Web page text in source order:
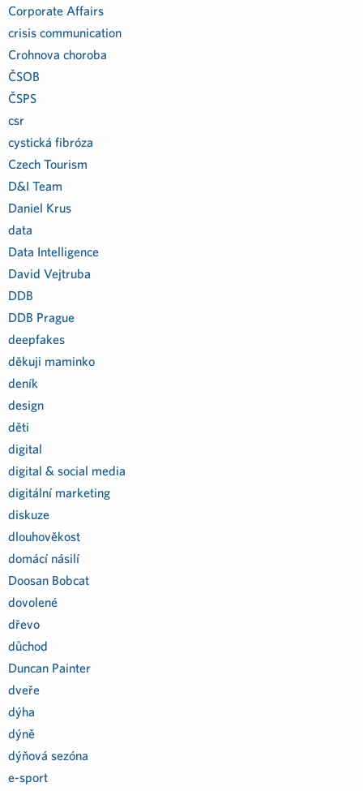
Corporate Affairs
crisis communication
Crohnova choroba
ČSOB
ČSPS
csr
cystická fibróza
Czech Tourism
D&I Team
Daniel Krus
data
Data Intelligence
David Vejtruba
DDB
DDB Prague
deepfakes
děkuji maminko
deník
design
děti
digital
digital & social media
digitální marketing
diskuze
dlouhověkost
domácí násilí
Doosan Bobcat
dovolené
dřevo
důchod
Duncan Painter
dveře
dýha
dýně
dýňová sezóna
e-sport